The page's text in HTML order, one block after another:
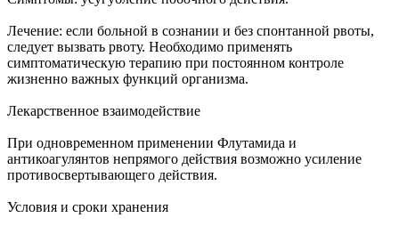
Лечение: если больной в сознании и без спонтанной рвоты,
следует вызвать рвоту. Необходимо применять
симптоматическую терапию при постоянном контроле
жизненно важных функций организма.
Лекарственное взаимодействие
При одновременном применении Флутамида и
антикоагулянтов непрямого действия возможно усиление
противосвертывающего действия.
Условия и сроки хранения